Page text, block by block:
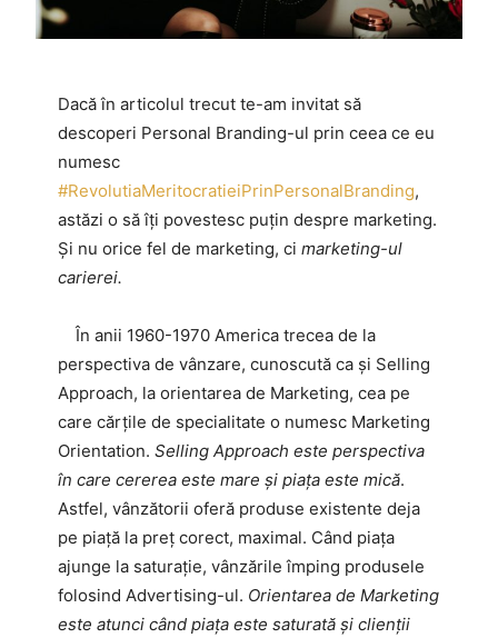
Dacă în articolul trecut te-am invitat să
descoperi Personal Branding-ul prin ceea ce eu
numesc
#RevolutiaMeritocratieiPrinPersonalBranding,
astăzi o să îți povestesc puțin despre marketing.
Și nu orice fel de marketing, ci marketing-ul
carierei.
În anii 1960-1970 America trecea de la
perspectiva de vânzare, cunoscută ca și Selling
Approach, la orientarea de Marketing, cea pe
care cărțile de specialitate o nu­mesc Marketing
Orientation. Selling Approach este perspectiva
în care cererea este mare și piața este mică.
Astfel, vânzătorii oferă produse existente deja
pe piață la preț corect, maximal. Când piața
ajunge la saturație, vânzările împing produsele
folosind Adver­tising-ul. Orientarea de Marketing
este atunci când piața este saturată și clienții